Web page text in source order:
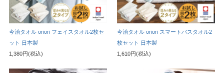
今治タオル oriori フェイスタオル2枚セ
ット 日本製
1,380円(税込)
今治タオル oriori スマートバスタオル2
枚セット 日本製
1,610円(税込)